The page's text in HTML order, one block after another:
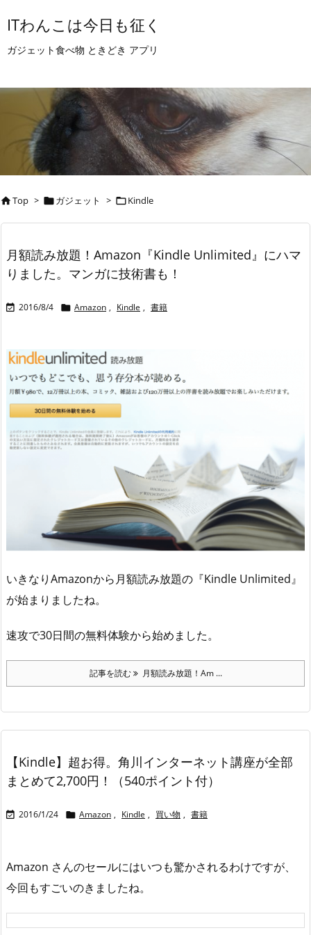
ITわんこは今日も征く
ガジェット食べ物 ときどき アプリ
Top > ガジェット > Kindle
月額読み放題！Amazon『Kindle Unlimited』にハマ
りました。マンガに技術書も！
 2016/8/4  Amazon , Kindle , 書籍
いきなりAmazonから月額読み放題の『Kindle Unlimited』
が始まりましたね。
速攻で30日間の無料体験から始めました。
記事を読む 月額読み放題！Am ...
【Kindle】超お得。角川インターネット講座が全部
まとめて2,700円！（540ポイント付）
 2016/1/24  Amazon , Kindle , 買い物 , 書籍
Amazon さんのセールにはいつも驚かされるわけですが、
今回もすごいのきましたね。